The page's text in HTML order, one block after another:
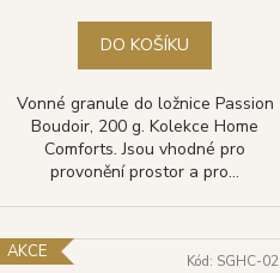
DO KOŠÍKU
Vonné granule do ložnice Passion
Boudoir, 200 g. Kolekce Home
Comforts. Jsou vhodné pro
provonění prostor a pro...
AKCE Kód: SGHC-02